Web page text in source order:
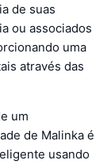
de suas
ou associados
uma
através das
um
de Malinka é
usando